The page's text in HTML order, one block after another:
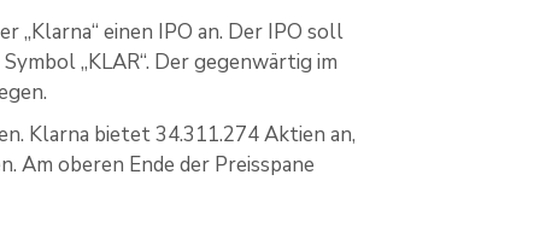
„Klarna“ einen IPO an. Der IPO soll
„KLAR“. Der gegenwärtig im
Klarna bietet 34.311.274 Aktien an,
Am oberen Ende der Preisspane